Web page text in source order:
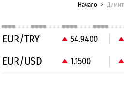
Начало
EUR/TRY 54.9400
EUR/USD 1.1500